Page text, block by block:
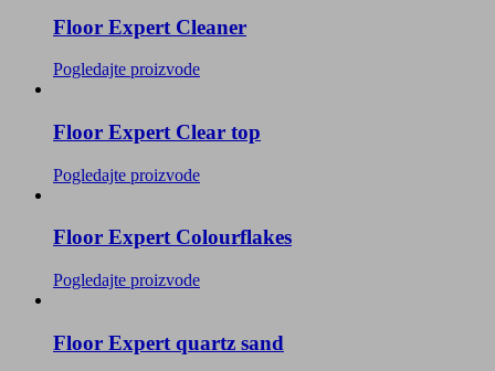
Floor Expert Cleaner
Pogledajte proizvode
Floor Expert Clear top
Pogledajte proizvode
Floor Expert Colourflakes
Pogledajte proizvode
Floor Expert quartz sand